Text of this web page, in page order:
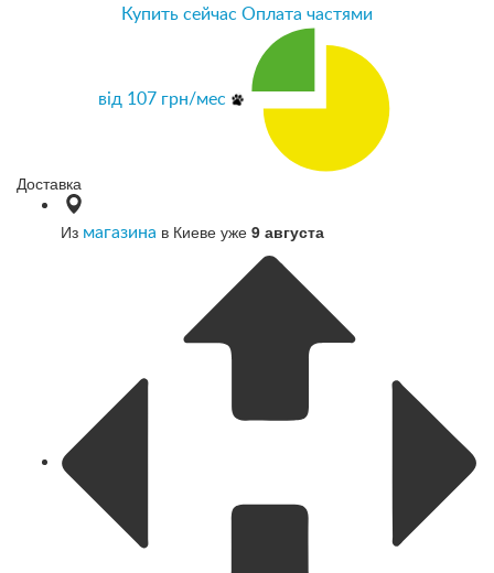
Купить сейчас Оплата частями
від 107 грн/мес
Доставка
Из магазина в Киеве уже 9 августа